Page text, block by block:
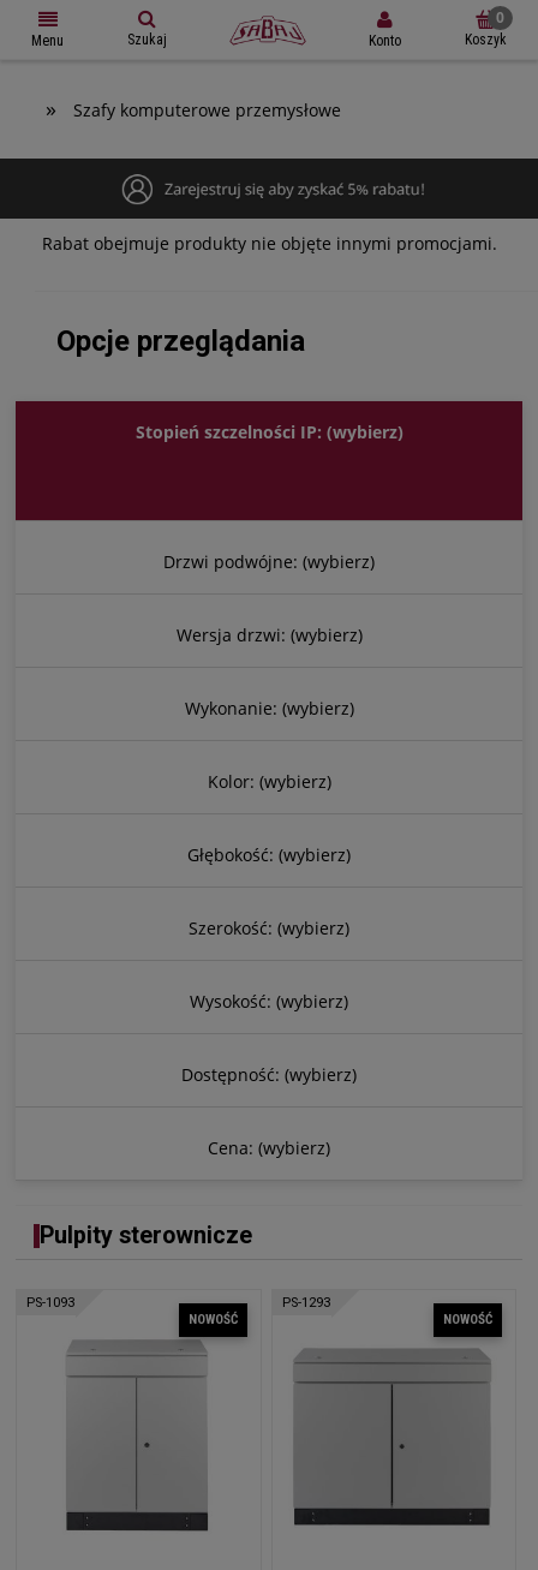
Menu Szukaj Konto Koszyk
» Szafy komputerowe przemysłowe
Rabat obejmuje produkty nie objęte innymi promocjami.
Opcje przeglądania
Stopień szczelności IP: (wybierz)
Drzwi podwójne: (wybierz)
Wersja drzwi: (wybierz)
Wykonanie: (wybierz)
Kolor: (wybierz)
Głębokość: (wybierz)
Szerokość: (wybierz)
Wysokość: (wybierz)
Dostępność: (wybierz)
Cena: (wybierz)
Pulpity sterownicze
PS-1093
NOWOŚĆ
PS-1293
NOWOŚĆ